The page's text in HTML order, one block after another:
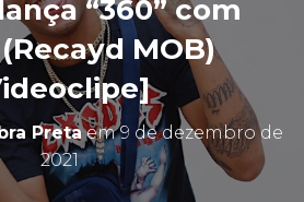
V
E
G
“360” com
MOB)
Pretaem9 de dezembro de
2021